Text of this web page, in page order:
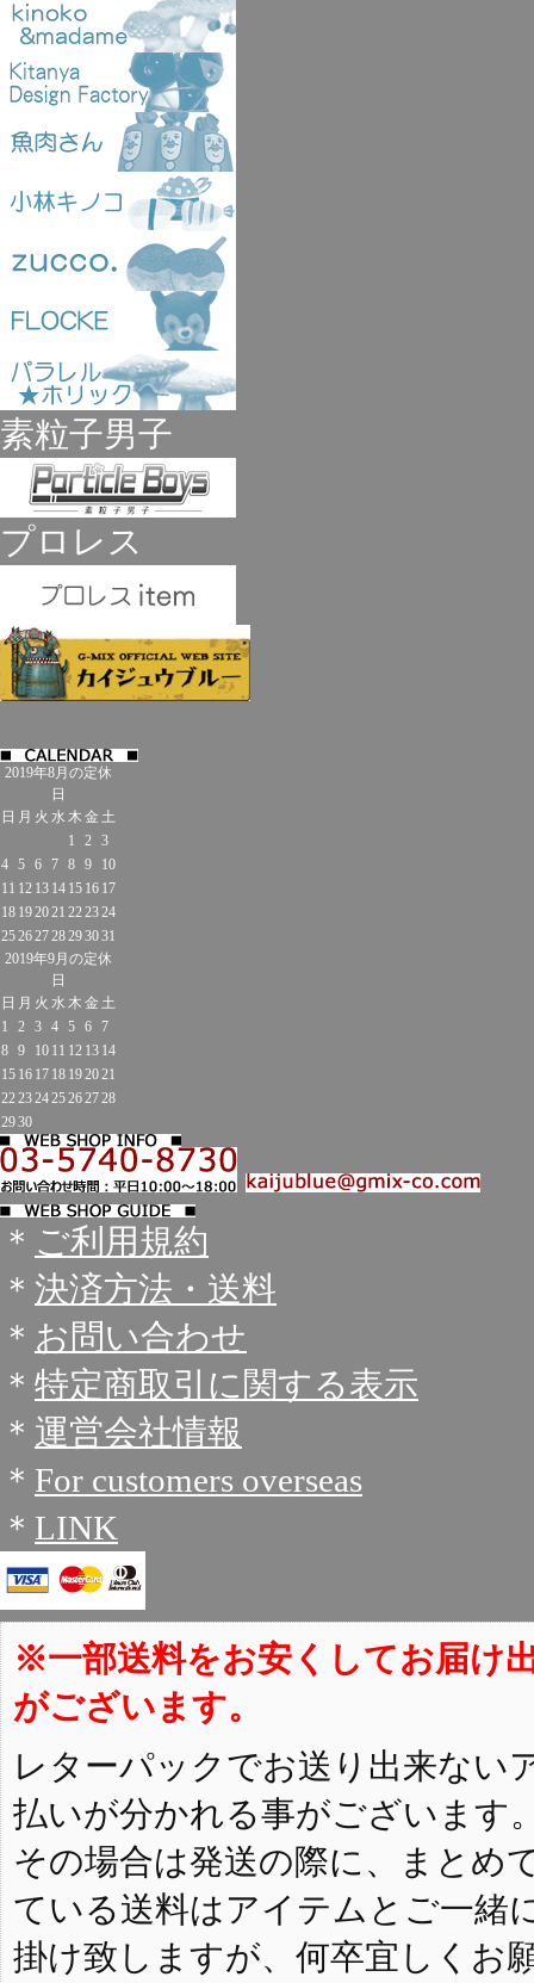
素粒子男子
プロレス
2019年8月の定休
日
日 月 火 水 木 金 土
1
2 3
4 5 6 7 8 9
10
11 12 13 14 15 16 17
18 192021 222324
25262728293031
2019年9月の定休
日
日 月 火 水 木 金 土
1
2 3 4 5 6 7
8 9 10 11 12 13 14
15 16 17 18 192021
22232425262728
2930
＊ ご利用規約
＊ 決済方法・送料
＊ お問い合わせ
＊ 特定商取引に関する表示
＊ 運営会社情報
＊ For customers overseas
＊ LINK
※一部送料をお安くしてお届け
がございます。
レターパックでお送り出来ない
払いが分かれる事がございます
その場合は発送の際に、まとめ
ている送料はアイテムとご一緒
掛け致しますが、何卒宜しくお